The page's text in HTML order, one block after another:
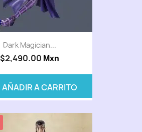
Dark Magician...
$2,490.00 Mxn
AÑADIR A CARRITO